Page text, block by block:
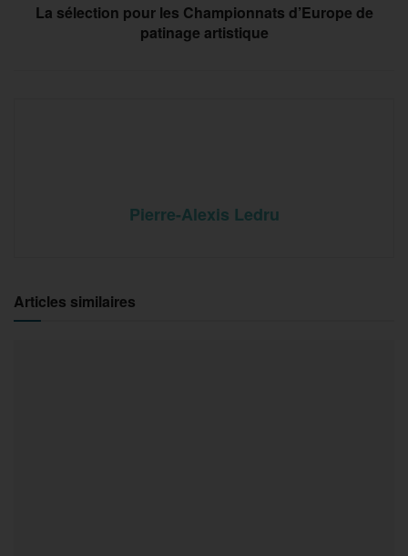
La sélection pour les Championnats d’Europe de
patinage artistique
Pierre-Alexis Ledru
Articles similaires